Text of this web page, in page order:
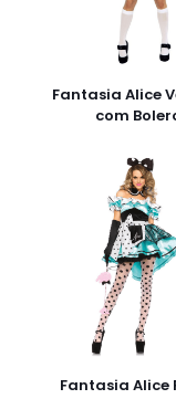
Fantasia Alice
com
Fantasia Alice